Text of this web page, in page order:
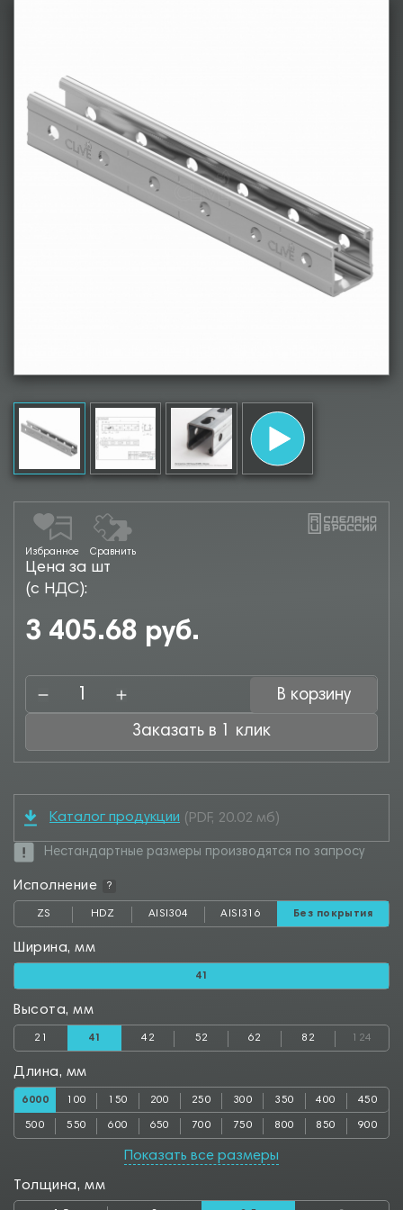
Избранное Сравнить
Цена за шт
(с НДС):
3 405.68 руб.
В корзину
Заказать в 1 клик
Каталог продукции (PDF, 20.02 мб)
Нестандартные размеры производятся по запросу
Исполнение ?
ZS HDZ AISI304 AISI316 Без покрытия
Ширина, мм
41
Высота, мм
21 41 42 52 62 82 124
Длина, мм
6000 100 150 200 250 300 350 400 450
500 550 600 650 700 750 800 850 900
1050 1100 1150 1200 1250
1850 1900 1950 2000 2050 2100 2150 2200 2250
Показать все размеры
Толщина, мм